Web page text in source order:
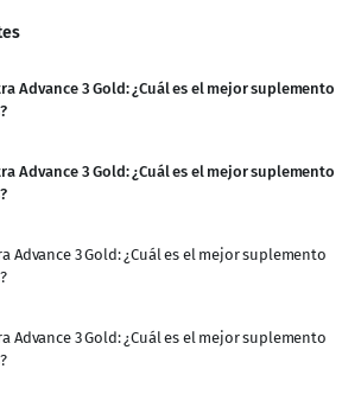
Advance 3 Gold: ¿Cuál es el mejor suplemento
Advance 3 Gold: ¿Cuál es el mejor suplemento
Advance 3 Gold: ¿Cuál es el mejor suplemento
Advance 3 Gold: ¿Cuál es el mejor suplemento